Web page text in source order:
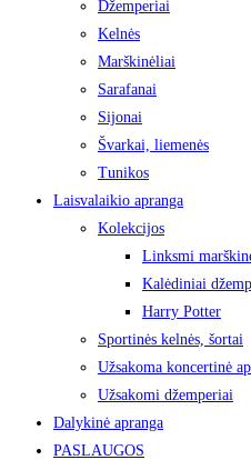
Džemperiai
Kelnės
Marškinėliai
Sarafanai
Sijonai
Švarkai, liemenės
Tunikos
Laisvalaikio apranga
Kolekcijos
Linksmi
Kalėdiniai
Harry Potter
Sportinės kelnės, šortai
Užsakoma koncertinė
Užsakomi džemperiai
Dalykinė apranga
PASLAUGOS